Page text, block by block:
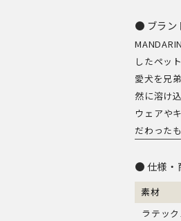
個
ブラ
したペッ
愛犬を兄
然に溶け
ウェアや
だわった
仕様・
素材
ラテッ